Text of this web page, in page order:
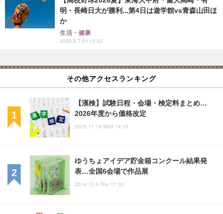
明・長崎日大が勝利...第4日は遊学館vs青森山田ほ
か
生活・健康
2026.8.7 Fri 15:52
その他アクセスランキング
【漢検】試験日程・会場・検定料まとめ…
2026年度から価格改定
2025.11.19 Wed 14:15
ゆうちょアイデア貯金箱コンクール結果発
表…全国6会場で作品展
2014.12.4 Thu 11:30